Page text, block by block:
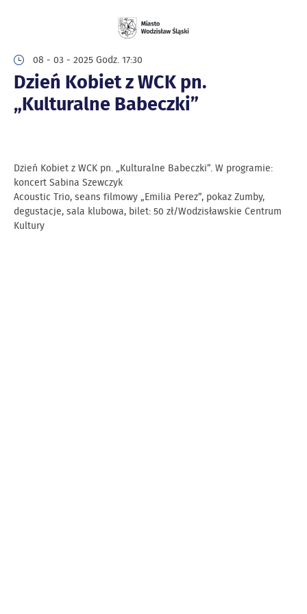
08 - 03 - 2025 Godz. 17:30
Dzień Kobiet z WCK pn.
„Kulturalne Babeczki”
Dzień Kobiet z WCK pn. „Kulturalne Babeczki”. W programie:
koncert Sabina Szewczyk
Acoustic Trio, seans filmowy „Emilia Perez”, pokaz Zumby,
degustacje, sala klubowa, bilet: 50 zł/Wodzisławskie Centrum
Kultury